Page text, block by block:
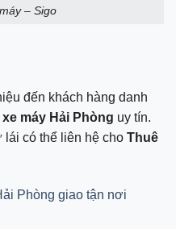
– Sigo
đến khách hàng danh
máy Hải Phòng uy tín.
lái có thể liên hệ cho Thuê
Phòng giao tận nơi